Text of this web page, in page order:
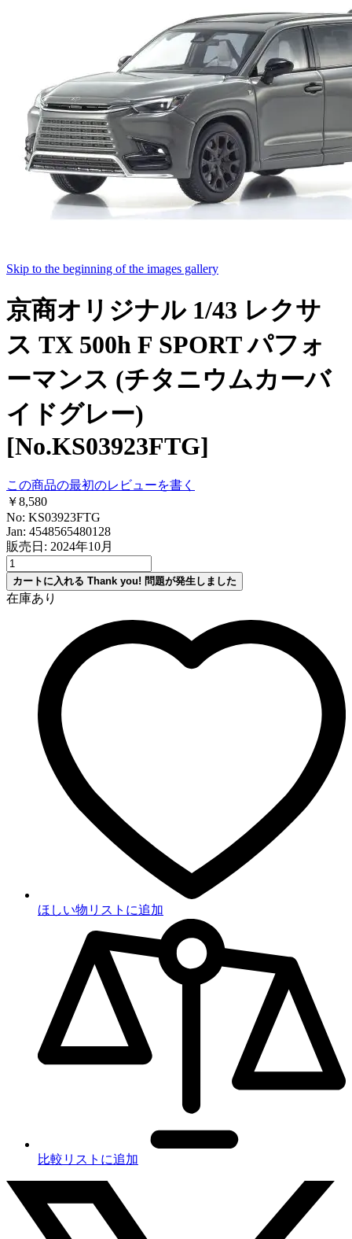
Skip to the beginning of the images gallery
京商オリジナル 1/43 レクサ
ス TX 500h F SPORT パフォ
ーマンス (チタニウムカーバ
イドグレー)
[No.KS03923FTG]
この商品の最初のレビューを書く
￥8,580
No: KS03923FTG
Jan: 4548565480128
販売日: 2024年10月
カートに入れる Thank you! 問題が発生しました
在庫あり
ほしい物リストに追加
比較リストに追加